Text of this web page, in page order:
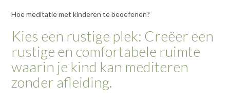
Hoe meditatie met kinderen te beoefenen?
Kies een rustige plek: Creëer een
rustige en comfortabele ruimte
waarin je kind kan mediteren
zonder afleiding.